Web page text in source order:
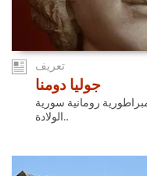
تعريف
جوليا دومنا
217 ميلادية) امبراطورية رومانية سورية
الولادة...